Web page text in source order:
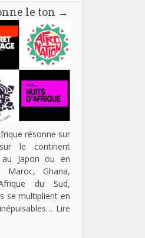
le ton →
résonne sur
le continent
Japon ou en
Maroc, Ghana,
du Sud,
se multiplient en
Lire